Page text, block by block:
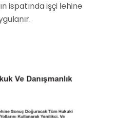
ispatında işçi lehine